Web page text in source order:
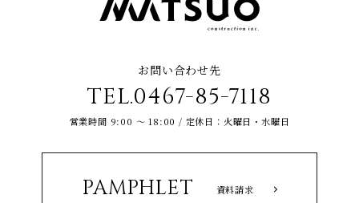
お問い合わせ先
TEL.0467-85-7118
営業時間 9:00 ～ 18:00 / 定休日：火曜日・水曜日
PAMPHLET 資料請求